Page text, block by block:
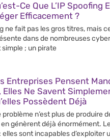
Ce Que L’IP Spoofing
Efficacement ?
ne fait pas les gros titres, mais
dans de nombreuses
; un pirate
Entreprises Pensent
Elles Ne Savent
Possèdent Déjà
n’est plus de produire
génèrent déjà énormément.
elles sont incapables d’exploiter